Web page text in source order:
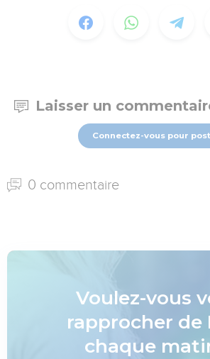
Laisser un
Connectez-vous pour
0 commentaire
Voulez-vous
rapprocher de
chaque